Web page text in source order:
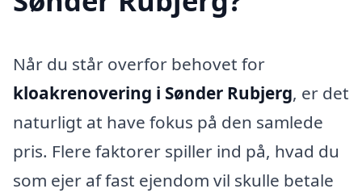
Når du står overfor behovet for
kloakrenovering i Sønder Rubjerg, er det
naturligt at have fokus på den samlede
pris. Flere faktorer spiller ind på, hvad du
som ejer af fast ejendom vil skulle betale